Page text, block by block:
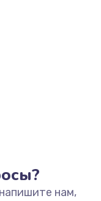
нам,